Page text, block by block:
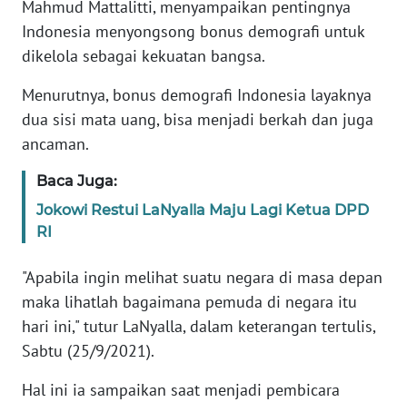
Mahmud Mattalitti, menyampaikan pentingnya
Indonesia menyongsong bonus demografi untuk
dikelola sebagai kekuatan bangsa.
Menurutnya, bonus demografi Indonesia layaknya
dua sisi mata uang, bisa menjadi berkah dan juga
ancaman.
Baca Juga:
Jokowi Restui LaNyalla Maju Lagi Ketua DPD
RI
"Apabila ingin melihat suatu negara di masa depan
maka lihatlah bagaimana pemuda di negara itu
hari ini," tutur LaNyalla, dalam keterangan tertulis,
Sabtu (25/9/2021).
Hal ini ia sampaikan saat menjadi pembicara
Informasi
BERITA
KONTAK
INFO
IKLAN
TENTANG
KAMI
PEDOMAN
SIBER